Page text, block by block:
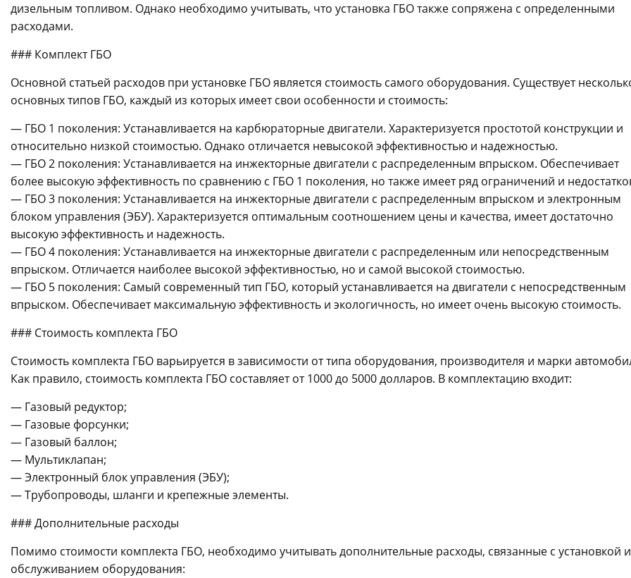
дизельным топливом. Однако необходимо учитывать, что установка ГБО также сопряжена с определенными
расходами.
### Комплект ГБО
Основной статьей расходов при установке ГБО является стоимость самого оборудования. Существует
основных типов ГБО, каждый из которых имеет свои особенности и стоимость:
— ГБО 1 поколения: Устанавливается на карбюраторные двигатели. Характеризуется простотой конструкции и
относительно низкой стоимостью. Однако отличается невысокой эффективностью и надежностью.
— ГБО 2 поколения: Устанавливается на инжекторные двигатели с распределенным впрыском. Обеспечивает
более высокую эффективность по сравнению с ГБО 1 поколения, но также имеет ряд ограничений и
— ГБО 3 поколения: Устанавливается на инжекторные двигатели с распределенным впрыском и электронным
блоком управления (ЭБУ). Характеризуется оптимальным соотношением цены и качества, имеет достаточно
высокую эффективность и надежность.
— ГБО 4 поколения: Устанавливается на инжекторные двигатели с распределенным или непосредственным
впрыском. Отличается наиболее высокой эффективностью, но и самой высокой стоимостью.
— ГБО 5 поколения: Самый современный тип ГБО, который устанавливается на двигатели с непосредственным
впрыском. Обеспечивает максимальную эффективность и экологичность, но имеет очень высокую стоимость.
### Стоимость комплекта ГБО
Стоимость комплекта ГБО варьируется в зависимости от типа оборудования, производителя и марки
Как правило, стоимость комплекта ГБО составляет от 1000 до 5000 долларов. В комплектацию входит:
— Газовый редуктор;
— Газовые форсунки;
— Газовый баллон;
— Мультиклапан;
— Электронный блок управления (ЭБУ);
— Трубопроводы, шланги и крепежные элементы.
### Дополнительные расходы
Помимо стоимости комплекта ГБО, необходимо учитывать дополнительные расходы, связанные с установкой и
обслуживанием оборудования: